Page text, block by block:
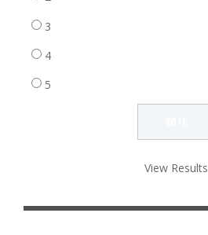
3
4
5
View Results